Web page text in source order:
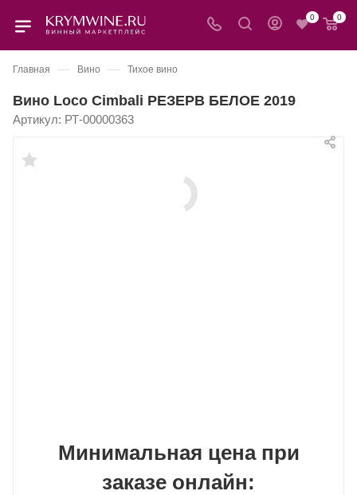
0 0
Главная — Вино — Тихое вино
Вино Loco Cimbali РЕЗЕРВ БЕЛОЕ 2019
Артикул: РТ-00000363
Минимальная цена при
заказе онлайн: